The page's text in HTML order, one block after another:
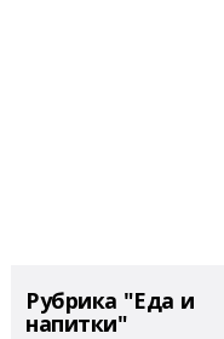
Рубрика "Еда и
напитки"